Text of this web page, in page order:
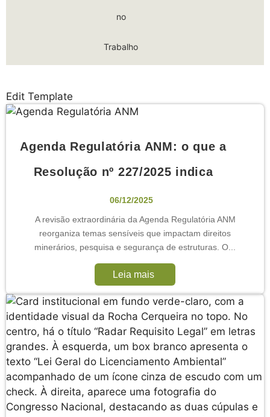
no
Trabalho
Edit Template
Agenda Regulatória ANM: o que a
Resolução nº 227/2025 indica
06/12/2025
A revisão extraordinária da Agenda Regulatória ANM
reorganiza temas sensíveis que impactam direitos
minerários, pesquisa e segurança de estruturas. O...
Leia mais